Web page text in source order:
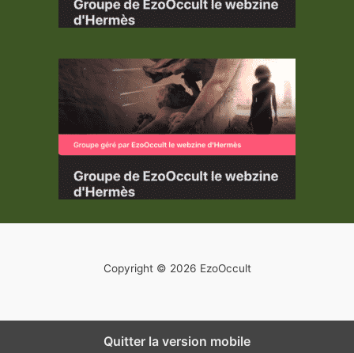
Copyright © 2026 EzoOccult
Quitter la version mobile